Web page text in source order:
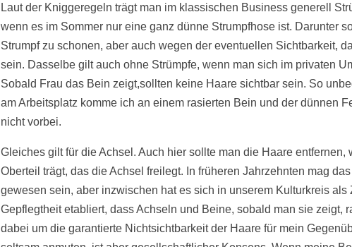
Laut der Kniggeregeln trägt man im klassischen Business generell
wenn es im Sommer nur eine ganz dünne Strumpfhose ist. Darunter
Strumpf zu schonen, aber auch wegen der eventuellen Sichtbarkeit,
sein. Dasselbe gilt auch ohne Strümpfe, wenn man sich im privaten
Sobald Frau das Bein zeigt,sollten keine Haare sichtbar sein. So
am Arbeitsplatz komme ich an einem rasierten Bein und der dünnen
nicht vorbei.
Gleiches gilt für die Achsel. Auch hier sollte man die Haare entfernen,
Oberteil trägt, das die Achsel freilegt. In früheren Jahrzehnten mag
gewesen sein, aber inzwischen hat es sich in unserem Kulturkreis als
Gepflegtheit etabliert, dass Achseln und Beine, sobald man sie zeigt,
dabei um die garantierte Nichtsichtbarkeit der Haare für mein